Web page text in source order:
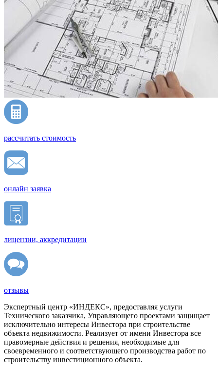
рассчитать стоимость
онлайн заявка
лицензии, аккредитации
отзывы
Экспертный центр «ИНДЕКС», предоставляя услуги
Технического заказчика, Управляющего проектами защищает
исключительно интересы Инвестора при строительстве
объекта недвижимости. Реализует от имени Инвестора все
правомерные действия и решения, необходимые для
своевременного и соответствующего производства работ по
строительству инвестиционного объекта.